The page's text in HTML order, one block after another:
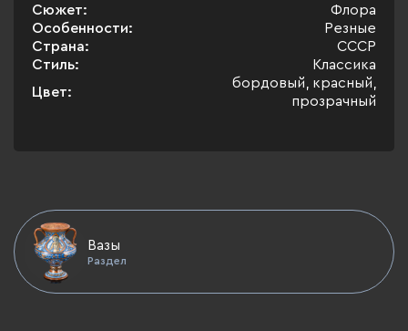
Сюжет:
Флора
Особенности:
Резные
Страна:
СССР
Стиль:
Классика
Цвет:
бордовый, красный,
прозрачный
Вазы
Раздел